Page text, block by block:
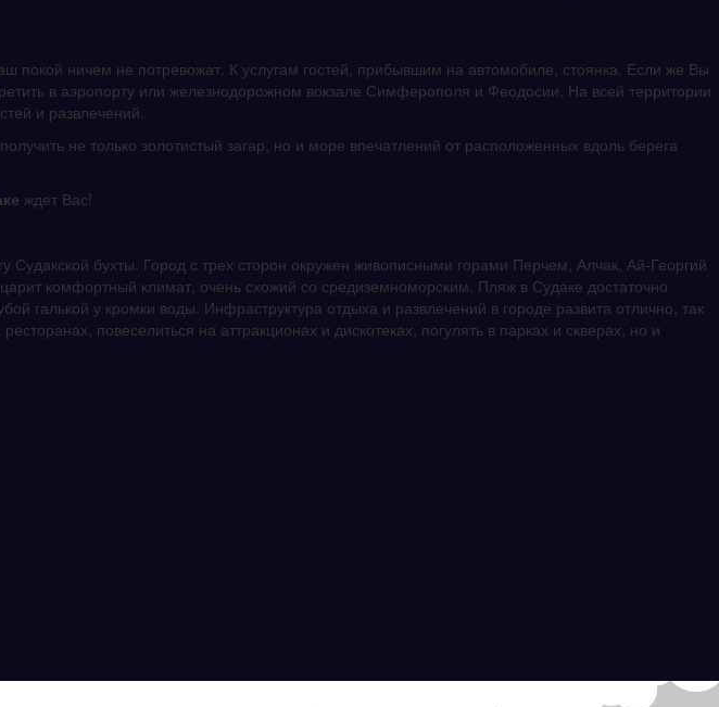
покой ничем не потревожат. К услугам гостей, прибывшим на автомобиле, стоянка. Если же Вы
в аэропорту или железнодорожном вокзале Симферополя и Феодосии. На всей территории
и развлечений.
не только золотистый загар, но и море впечатлений от расположенных вдоль берега
ждет Вас!
бухты. Город с трех сторон окружен живописными горами Перчем, Алчак, Ай-Георгий
комфортный климат, очень схожий со средиземноморским. Пляж в Судаке достаточно
галькой у кромки воды. Инфраструктура отдыха и развлечений в городе развита отлично, так
повеселиться на аттракционах и дискотеках, погулять в парках и скверах, но и